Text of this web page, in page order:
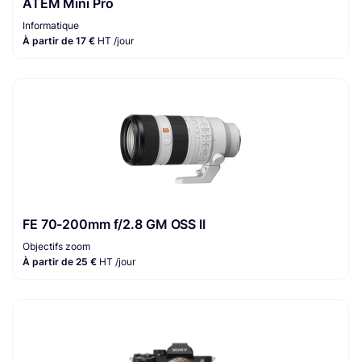
ATEM Mini Pro
Informatique
À partir de 17 € HT /jour
FE 70-200mm f/2.8 GM OSS II
Objectifs zoom
À partir de 25 € HT /jour